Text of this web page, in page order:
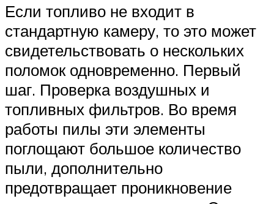
Если топливо не входит в
стандартную камеру, то это может
свидетельствовать о нескольких
поломок одновременно. Первый
шаг. Проверка воздушных и
топливных фильтров. Во время
работы пилы эти элементы
поглощают большое количество
пыли, дополнительно
предотвращает проникновение